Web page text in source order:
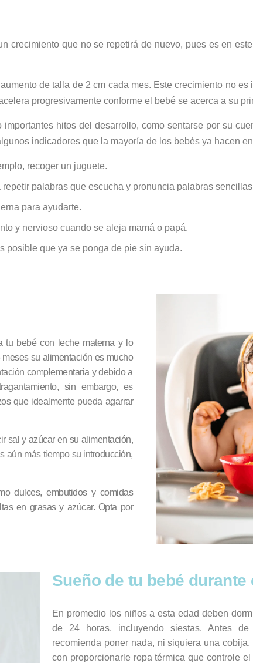
crecimiento que no se repetirá de nuevo, pues es en
de talla de 2 cm cada mes. Este crecimiento no
progresivamente conforme el bebé se acerca a su
hitos del desarrollo, como sentarse por su
indicadores que la mayoría de los bebés ya hacen
recoger un juguete.
palabras que escucha y pronuncia palabras
para ayudarte.
y nervioso cuando se aleja mamá o papá.
posible que ya se ponga de pie sin ayuda.
tu bebé con leche materna y lo
su alimentación es mucho
complementaria y debido a
sin embargo, es
que idealmente pueda agarrar
sal y azúcar en su alimentación,
aún más tiempo su introducción,
dulces, embutidos y comidas
en grasas y azúcar. Opta por
Sueño de tu bebé durante
En promedio los niños a esta edad deben
de 24 horas, incluyendo siestas. Antes
recomienda poner nada, ni siquiera una
con proporcionarle ropa térmica que controle